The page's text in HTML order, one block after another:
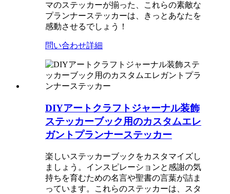
マのステッカーが揃った、これらの素敵な
プランナーステッカーは、きっとあなたを
感動させるでしょう！
問い合わせ詳細
DIYアートクラフトジャーナル装飾
ステッカーブック用のカスタムエレ
ガントプランナーステッカー
楽しいステッカーブックをカスタマイズし
ましょう。インスピレーションと感謝の気
持ちを育むための名言や聖書の言葉が詰ま
っています。これらのステッカーは、スタ